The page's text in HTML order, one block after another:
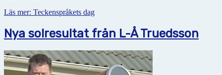
Läs mer: Teckenspråkets dag
Nya solresultat från L-Å Truedsson